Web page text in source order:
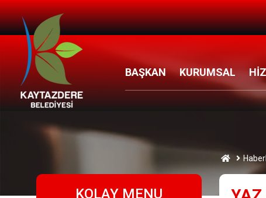
BAŞKAN KURUMSAL
KOLAY MENU